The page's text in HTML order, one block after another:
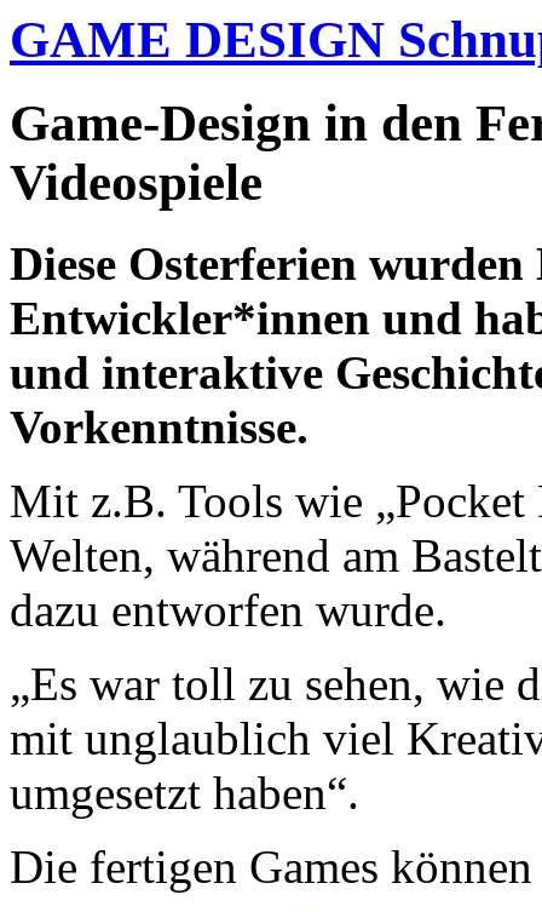
GAME DESIGN
Game-Design in den
Videospiele
Diese Osterferien
Entwickler*innen und
und interaktive
Vorkenntnisse.
Mit z.B. Tools wie „Pocket
Welten, während am
dazu entworfen wurde.
„Es war toll zu sehen, wie
mit unglaublich viel
umgesetzt haben“.
Die fertigen Games